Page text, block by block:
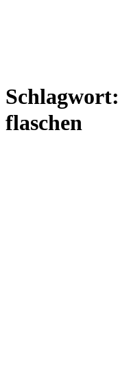
Schlagwort:
flaschen